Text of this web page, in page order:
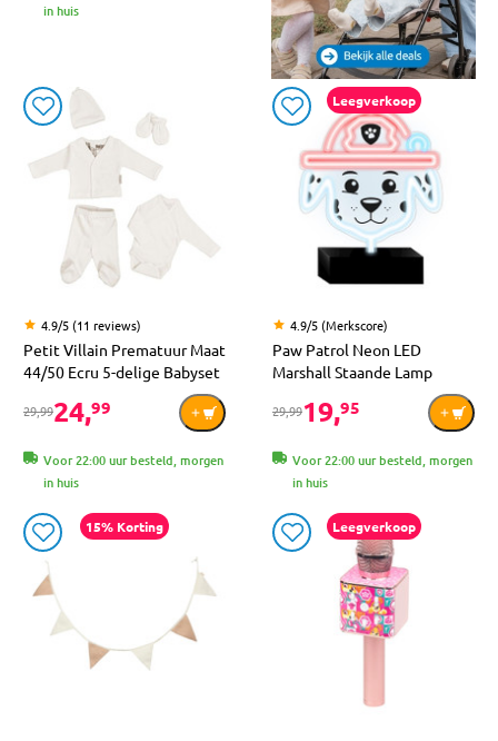
in huis
4.9/5 (11 reviews)
Petit Villain Prematuur Maat
44/50 Ecru 5-delige Babyset
29,9924,99
Voor 22:00 uur besteld, morgen
in huis
Leegverkoop
4.9/5 (Merkscore)
Paw Patrol Neon LED
Marshall Staande Lamp
29,9919,95
Voor 22:00 uur besteld, morgen
in huis
15% Korting Leegverkoop